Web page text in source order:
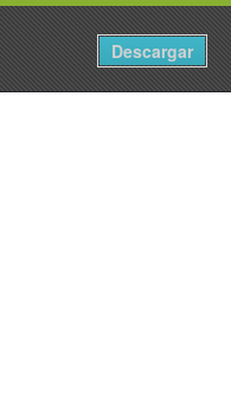
Descargar
Toggle